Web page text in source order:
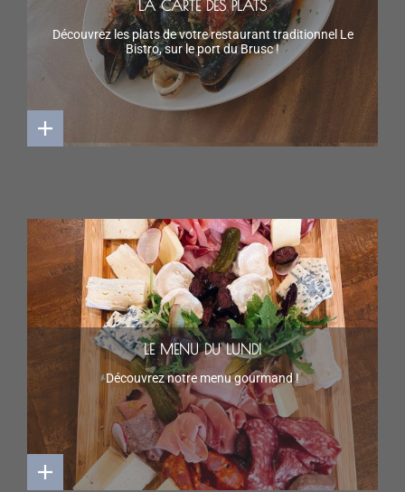
LA CARTE DES PLATS
Découvrez les plats de votre restaurant traditionnel Le
Bistro, sur le port du Brusc !
LE MENU DU LUNDI
Découvrez notre menu gourmand !